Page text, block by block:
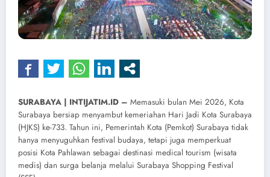
SURABAYA | INTIJATIM.ID – Memasuki bulan Mei 2026, Kota
Surabaya bersiap menyambut kemeriahan Hari Jadi Kota Surabaya
(HJKS) ke-733. Tahun ini, Pemerintah Kota (Pemkot) Surabaya tidak
hanya menyuguhkan festival budaya, tetapi juga memperkuat
posisi Kota Pahlawan sebagai destinasi medical tourism (wisata
medis) dan surga belanja melalui Surabaya Shopping Festival